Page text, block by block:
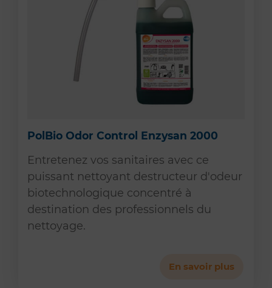
PolBio Odor Control Enzysan 2000
Entretenez vos sanitaires avec ce
puissant nettoyant destructeur d'odeur
biotechnologique concentré à
destination des professionnels du
nettoyage.
En savoir plus